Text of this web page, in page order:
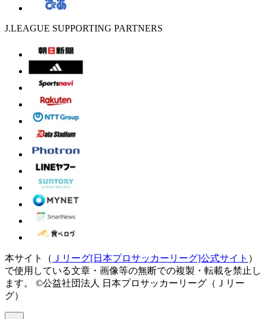
J.LEAGUE SUPPORTING PARTNERS
本サイト（ Ｊリーグ[日本プロサッカーリーグ]公式サイト ）
で使用している文章・画像等の無断での複製・転載を禁止し
ます。
©公益社団法人 日本プロサッカーリーグ（Ｊリー
グ）